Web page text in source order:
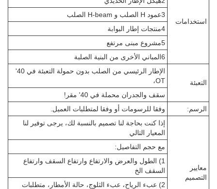
استخدامات
3عمود H الصلب و H-beam الصلب
4منتجات إطار البوابة
5مشروع مبنى مرتفع
6المباني الأخرى من البنية الصلبة
التعبئة
الإطار الرئيسي من الصلب بدون حمولة التعبئة في 40'
OT،
سقف والجدران محملة في 40' مقر!
الرسم:
وفقا للرسومات أو وفقا لمتطلبات العميل.
معايير
التصميم
إذا كنت بحاجة لنا تصميم بالنسبة لك، يرجى توفير لنا
المعيار التالي
مع حجم التفاصيل:
1) الطول والعرض والارتفاع وارتفاع السقف وارتفاع
السقف الخ
2) عبء الرياح، عبء الثلوج، حالة الأمطار، متطلبات